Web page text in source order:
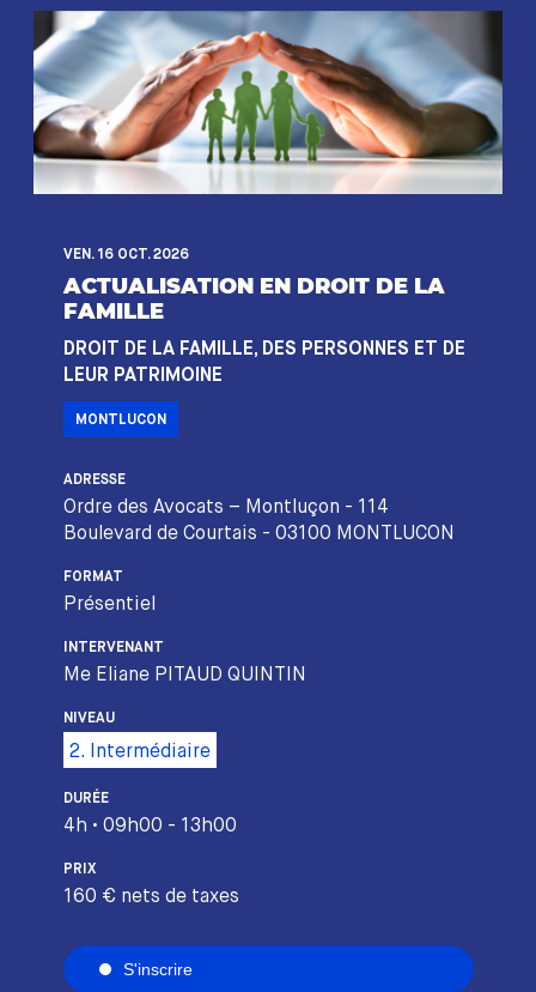
VEN. 16 OCT. 2026
ACTUALISATION EN DROIT DE LA
FAMILLE
DROIT DE LA FAMILLE, DES PERSONNES ET DE
LEUR PATRIMOINE
MONTLUCON
ADRESSE
Ordre des Avocats – Montluçon - 114
Boulevard de Courtais - 03100 MONTLUCON
FORMAT
Présentiel
INTERVENANT
Me Eliane PITAUD QUINTIN
NIVEAU
2. Intermédiaire
DURÉE
4h • 09h00 - 13h00
PRIX
160 € nets de taxes
S'inscrire